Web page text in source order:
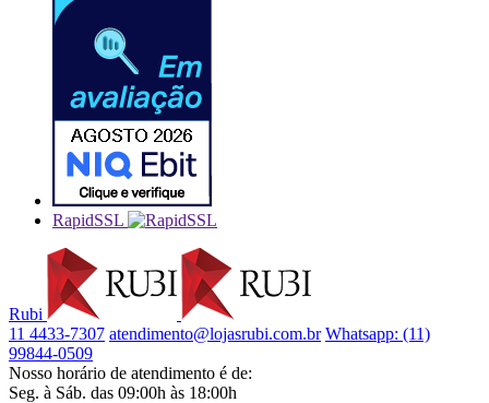
RapidSSL
Rubi
11 4433-7307 atendimento@lojasrubi.com.br Whatsapp: (11)
99844-0509
Nosso horário de atendimento é de:
Seg. à Sáb. das 09:00h às 18:00h